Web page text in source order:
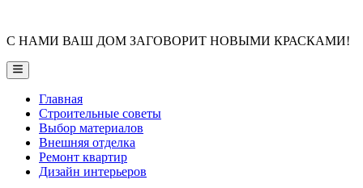
content
С НАМИ ВАШ ДОМ ЗАГОВОРИТ НОВЫМИ КРАСКАМИ!
Main
Menu
Главная
Строительные советы
Выбор материалов
Внешняя отделка
Ремонт квартир
Дизайн интерьеров